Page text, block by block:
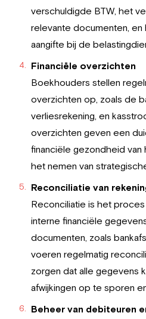
verschuldigde BTW, het
relevante documenten, en
aangifte bij de
Financiële overzichten
Boekhouders stellen
overzichten op, zoals de
verliesrekening, en
overzichten geven een
financiële gezondheid
het nemen van
Reconciliatie van
Reconciliatie is het
interne financiële
documenten, zoals
voeren regelmatig
zorgen dat alle gegevens
afwijkingen op te sporen
Beheer van debiteuren